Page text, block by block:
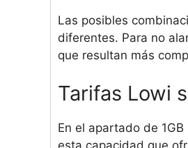
Las posibles
diferentes. Para no
que resultan más
Tarifas Lowi
En el apartado de